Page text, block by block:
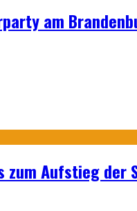
am
Aufstieg der